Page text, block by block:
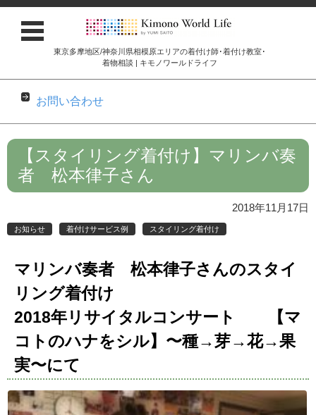
東京多摩地区/神奈川県相模原エリアの着付け師･着付け教室･
着物相談 | キモノワールドライフ
お問い合わせ
コンテンツに移動
【スタイリング着付け】マリンバ奏
者 松本律子さん
2018年11月17日
お知らせ 着付けサービス例 スタイリング着付け
マリンバ奏者 松本律子さんのスタイ
リング着付け
2018年リサイタルコンサート 【マ
コトのハナをシル】〜種→芽→花→果
実〜にて